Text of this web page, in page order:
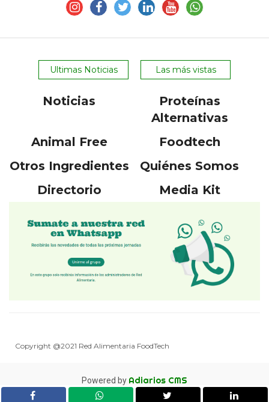
Ultimas Noticias Las más vistas
Noticias
Proteínas
Alternativas
Animal Free
Foodtech
Otros Ingredientes
Quiénes Somos
Directorio
Media Kit
Copyright @2021 Red Alimentaria FoodTech
Powered by Adiarios CMS